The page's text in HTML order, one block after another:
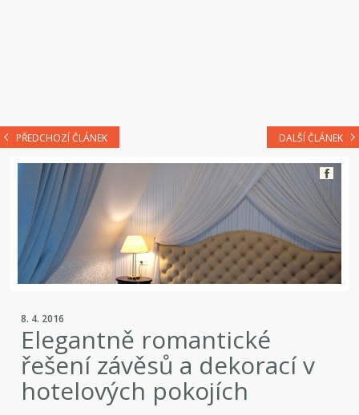
PŘEDCHOZÍ ČLÁNEK DALŠÍ ČLÁNEK
8. 4. 2016
Elegantně romantické
řešení závěsů a dekorací v
hotelových pokojích